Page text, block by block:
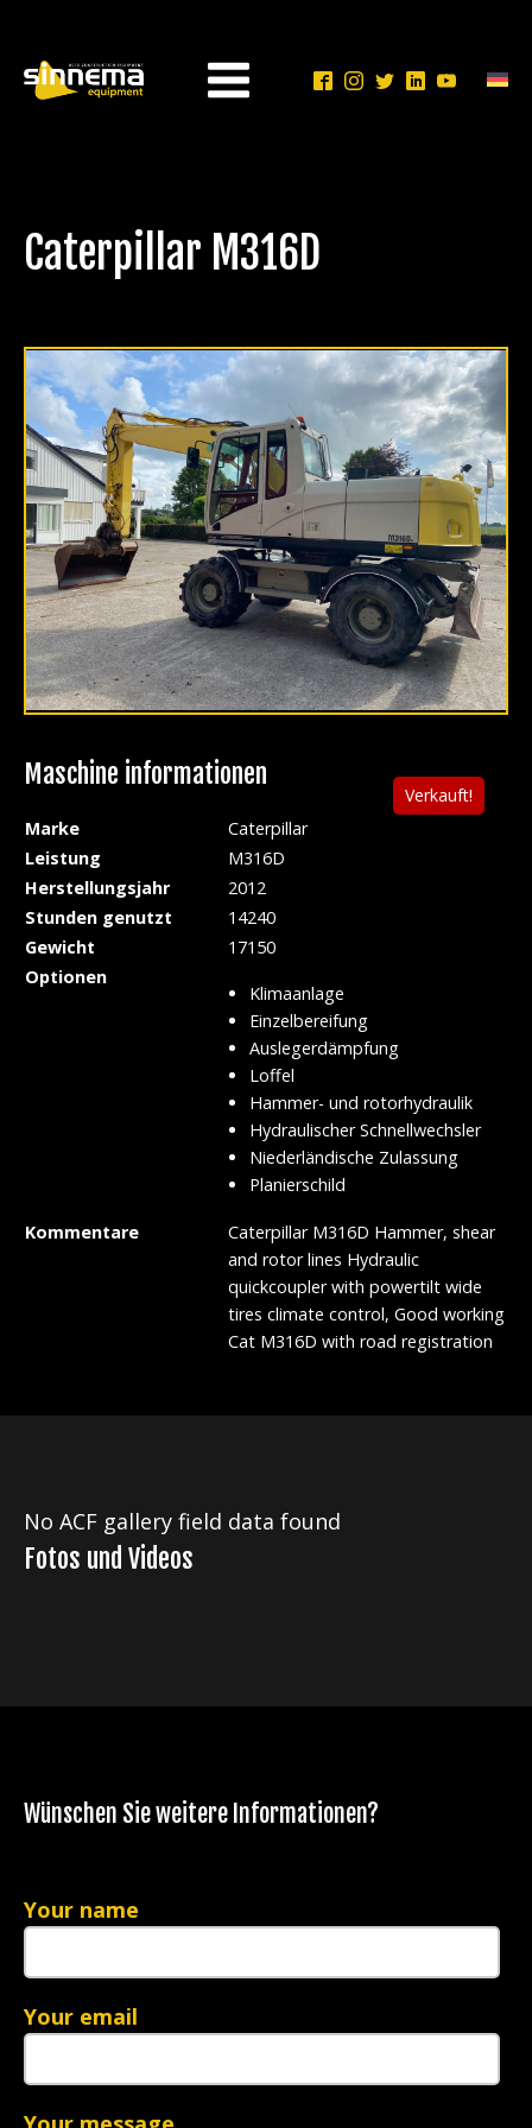
Caterpillar M316D
Maschine informationen
Marke
Caterpillar
Leistung
M316D
Herstellungsjahr
2012
Stunden genutzt
14240
Gewicht
17150
Optionen
Klimaanlage
Einzelbereifung
Auslegerdämpfung
Loffel
Hammer- und rotorhydraulik
Hydraulischer Schnellwechsler
Niederländische Zulassung
Planierschild
Kommentare
Caterpillar M316D Hammer, shear
and rotor lines Hydraulic
quickcoupler with powertilt wide
tires climate control, Good working
Cat M316D with road registration
Verkauft!
No ACF gallery field data found
Fotos und Videos
Wünschen Sie weitere Informationen?
Your name
Your email